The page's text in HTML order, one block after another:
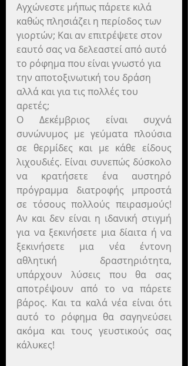
Αγχώνεστε μήπως πάρετε κιλά
καθώς πλησιάζει η περίοδος των
γιορτών; Και αν επιτρέψετε στον
εαυτό σας να δελεαστεί από αυτό
το ρόφημα που είναι γνωστό για
την αποτοξινωτική του δράση
αλλά και για τις πολλές του
αρετές;
Ο Δεκέμβριος είναι συχνά
συνώνυμος με γεύματα πλούσια
σε θερμίδες και με κάθε είδους
λιχουδιές. Είναι συνεπώς δύσκολο
να κρατήσετε ένα αυστηρό
πρόγραμμα διατροφής μπροστά
σε τόσους πολλούς πειρασμούς!
Αν και δεν είναι η ιδανική στιγμή
για να ξεκινήσετε μια δίαιτα ή να
ξεκινήσετε μια νέα έντονη
αθλητική δραστηριότητα,
υπάρχουν λύσεις που θα σας
αποτρέψουν από το να πάρετε
βάρος. Και τα καλά νέα είναι ότι
αυτό το ρόφημα θα σαγηνεύσει
ακόμα και τους γευστικούς σας
κάλυκες!